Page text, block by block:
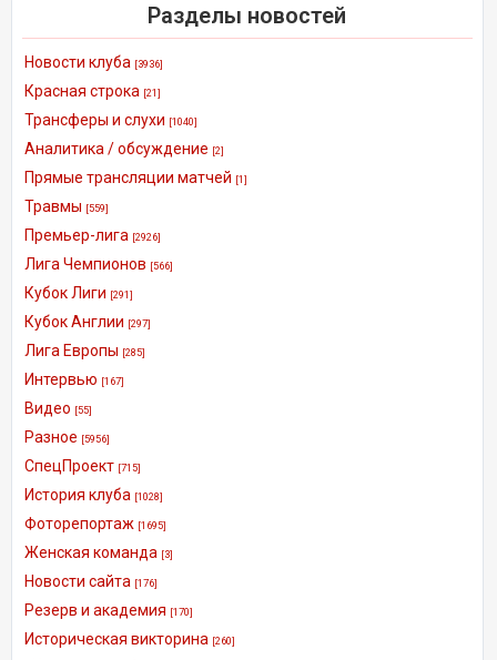
Разделы новостей
Новости клуба [3936]
Красная строка [21]
Трансферы и слухи [1040]
Аналитика / обсуждение [2]
Прямые трансляции матчей [1]
Травмы [559]
Премьер-лига [2926]
Лига Чемпионов [566]
Кубок Лиги [291]
Кубок Англии [297]
Лига Европы [285]
Интервью [167]
Видео [55]
Разное [5956]
СпецПроект [715]
История клуба [1028]
Фоторепортаж [1695]
Женская команда [3]
Новости сайта [176]
Резерв и академия [170]
Историческая викторина [260]